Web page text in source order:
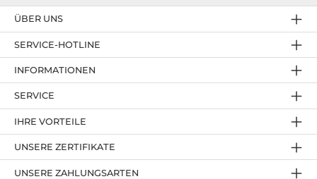
SERVICE-HOTLINE
IHRE VORTEILE
UNSERE ZAHLUNGSARTEN
ÜBER UNS
UNSERE ZERTIFIKATE
INFORMATIONEN
SERVICE